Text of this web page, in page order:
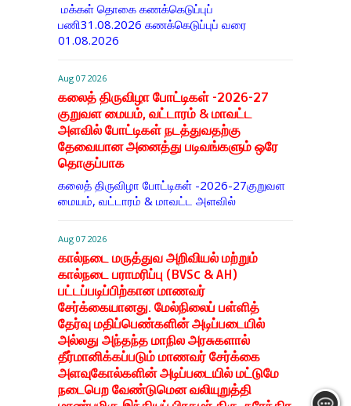
மக்கள் தொகை கணக்கெடுப்புப்
பணி31.08.2026 கணக்கெடுப்புப் வரை
01.08.2026
Aug 07 2026
கலைத் திருவிழா போட்டிகள் -2026-27
குறுவள மையம், வட்டாரம் & மாவட்ட
அளவில் போட்டிகள் நடத்துவதற்கு
தேவையான அனைத்து படிவங்களும் ஒரே
தொகுப்பாக
கலைத் திருவிழா போட்டிகள் -2026-27குறுவள
மையம், வட்டாரம் & மாவட்ட அளவில்
Aug 07 2026
கால்நடை மருத்துவ அறிவியல் மற்றும்
கால்நடை பராமரிப்பு (BVSc & AH)
பட்டப்படிப்பிற்கான மாணவர்
சேர்க்கையானது. மேல்நிலைப் பள்ளித்
தேர்வு மதிப்பெண்களின் அடிப்படையில்
அல்லது அந்தந்த மாநில அரசுகளால்
தீர்மானிக்கப்படும் மாணவர் சேர்க்கை
அளவுகோல்களின் அடிப்படையில் மட்டுமே
நடைபெற வேண்டுமென வலியுறுத்தி